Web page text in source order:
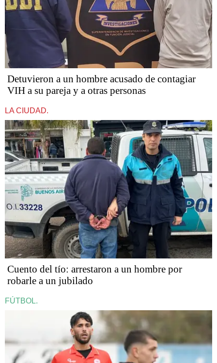
Detuvieron a un hombre acusado de contagiar
VIH a su pareja y a otras personas
LA CIUDAD.
Cuento del tío: arrestaron a un hombre por
robarle a un jubilado
FÚTBOL.